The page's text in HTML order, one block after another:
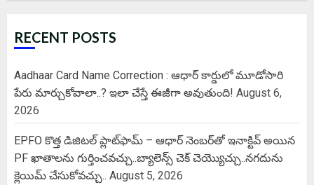
RECENT POSTS
Aadhaar Card Name Correction : ఆధార్ కార్డులో మూడోసారి
పేరు మార్చుకోవాలా..? ఇలా చేస్తే ఈజీగా అవుతుంది! August 6,
2026
EPFO కొత్త డిజిటల్ ప్లాట్‌ఫామ్‌ – ఆధార్ నెంబర్‌తో ఇనాక్టివ్ అయిన
PF ఖాతాలను గుర్తించవచ్చు..బ్యాలెన్స్ చెక్ చెయ్యొచ్చు..నగదును
క్లెయిమ్ చేసుకోవచ్చు.. August 5, 2026